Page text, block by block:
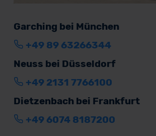
Garching bei München
+49 89 63266344
Neuss bei Düsseldorf
+49 2131 7766100
Dietzenbach bei Frankfurt
+49 6074 8187200